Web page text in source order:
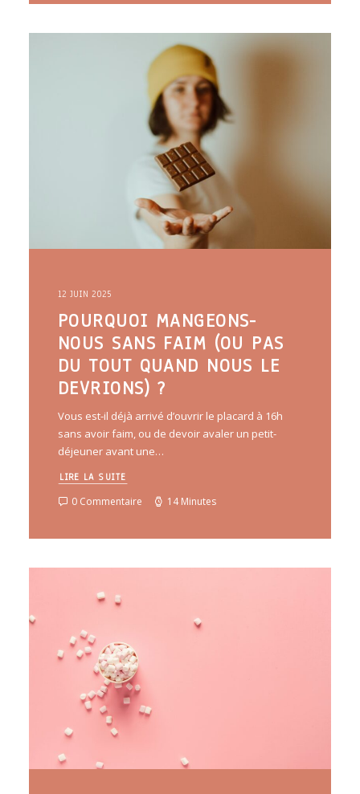
12 JUIN 2025
POURQUOI MANGEONS-
NOUS SANS FAIM (OU PAS
DU TOUT QUAND NOUS LE
DEVRIONS) ?
Vous est-il déjà arrivé d’ouvrir le placard à 16h
sans avoir faim, ou de devoir avaler un petit-
déjeuner avant une…
LIRE LA SUITE
0 Commentaire 14 Minutes